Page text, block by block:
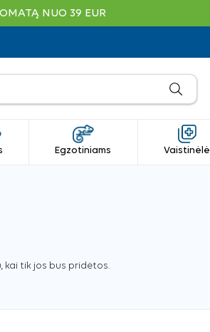
NUO 39 EUR
Egzotiniams Vaistinėlė
kai tik jos bus pridėtos.